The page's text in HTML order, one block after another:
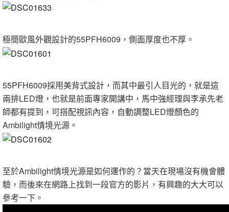
極簡歐風外觀設計的55PFH6009，側面厚度也不厚。
55PFH6009採用美背式設計，而其中最引人目光的，就是這
兩排LED燈，也就是前面專家開講中，馬中強經理與李承先老
師都有提到，可搭配視訊內容，自動調整LED燈顏色的
Ambilight情境光源。
至於Ambilight情境光源是如何運作的？當天在現場沒有機會體
驗，而後來在網路上找到一段官方的影片，有興趣的大大可以
參考一下。